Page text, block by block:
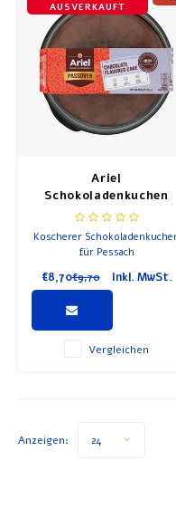
AUSVERKAUFT
Ariel
Schokoladenkuchen
Koscherer
für Pessach
€8,70€9,70 Inkl. MwSt.
Vergleichen
Anzeigen: 24